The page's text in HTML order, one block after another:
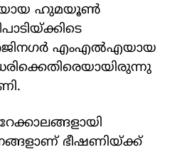
ഹുമയൂൺ
എംഎൽഎയായ
ഭീഷണിയ്‌ക്ക്‌